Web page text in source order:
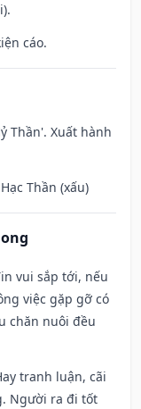
cáo.
Thần'. Xuất hành
Thần (xấu)
vui sắp tới, nếu
việc gặp gỡ có
chăn nuôi đều
tranh luận, cãi
Người ra đi tốt